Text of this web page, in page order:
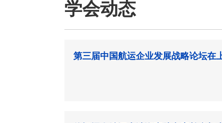
学会动态
第三届中国航运企业发展战略论坛在